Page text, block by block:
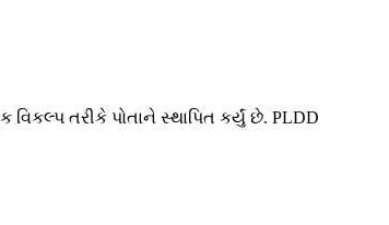
તરીકે પોતાને સ્થાપિત કર્યું છે. PLDD